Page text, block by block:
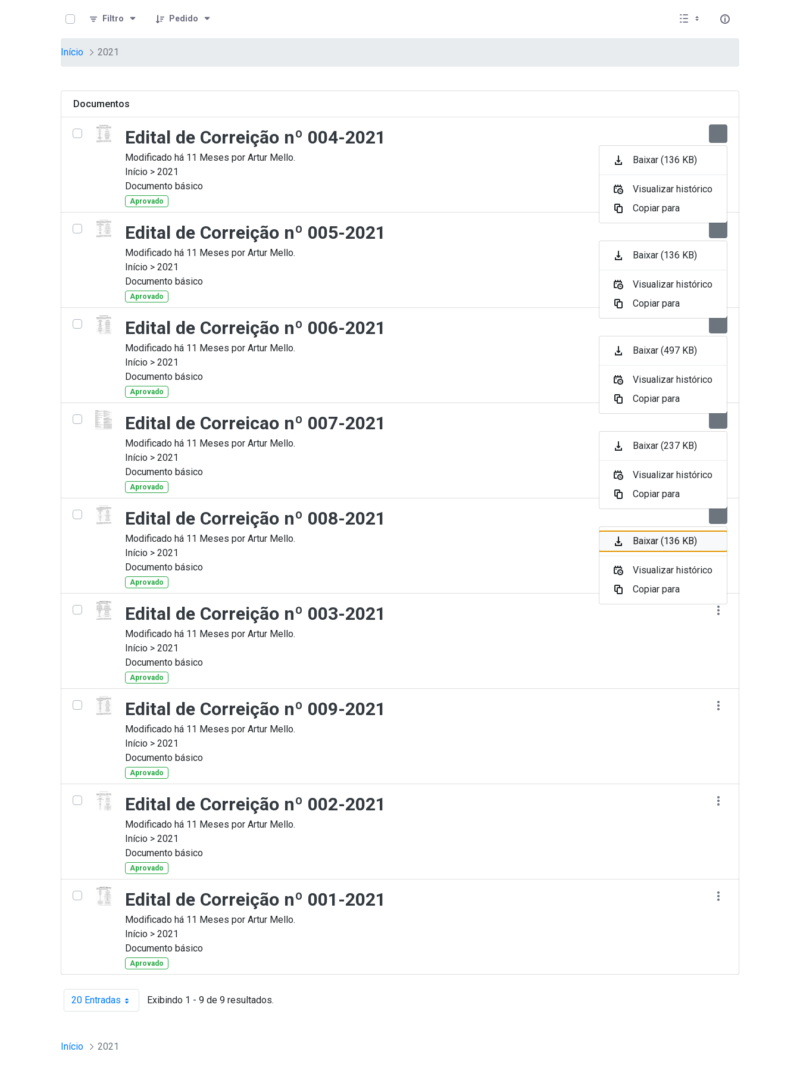
teste descricaoFiltro
Pedido
Início 2021
Documentos
Edital de Correição nº 004-2021
Modificado há 11 Meses por Artur Mello.
Início > 2021
Documento básico
Aprovado
Edital de Correição nº 005-2021
Modificado há 11 Meses por Artur Mello.
Início > 2021
Documento básico
Aprovado
Edital de Correição nº 006-2021
Modificado há 11 Meses por Artur Mello.
Início > 2021
Documento básico
Aprovado
Edital de Correicao nº 007-2021
Modificado há 11 Meses por Artur Mello.
Início > 2021
Documento básico
Aprovado
Edital de Correição nº 008-2021
Modificado há 11 Meses por Artur Mello.
Início > 2021
Documento básico
Aprovado
Edital de Correição nº 003-2021
Modificado há 11 Meses por Artur Mello.
Início > 2021
Documento básico
Aprovado
Edital de Correição nº 009-2021
Modificado há 11 Meses por Artur Mello.
Início > 2021
Documento básico
Aprovado
Edital de Correição nº 002-2021
Modificado há 11 Meses por Artur Mello.
Início > 2021
Documento básico
Aprovado
Edital de Correição nº 001-2021
Modificado há 11 Meses por Artur Mello.
Início > 2021
Documento básico
Aprovado
20 EntradasPor página Exibindo 1 - 9 de 9 resultados.
Início 2021
Baixar (136 KB)
Visualizar histórico
Copiar para
Baixar (136 KB)
Visualizar histórico
Copiar para
Baixar (497 KB)
Visualizar histórico
Copiar para
Baixar (237 KB)
Visualizar histórico
Copiar para
Baixar (136 KB)
Visualizar histórico
Copiar para